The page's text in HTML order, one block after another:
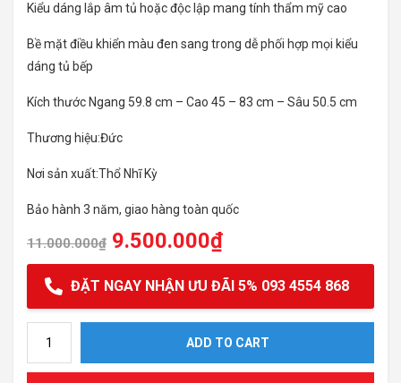
Kiểu dáng lắp âm tủ hoặc độc lập mang tính thẩm mỹ cao
Bề mặt điều khiển màu đen sang trong dễ phối hợp mọi kiểu
dáng tủ bếp
Kích thước Ngang 59.8 cm – Cao 45 – 83 cm – Sâu 50.5 cm
Thương hiệu:Đức
Nơi sản xuất:Thổ Nhĩ Kỳ
Bảo hành 3 năm, giao hàng toàn quốc
11.000.000₫ 9.500.000₫
ĐẶT NGAY NHẬN ƯU ĐÃI 5% 093 4554 868
ADD TO CART